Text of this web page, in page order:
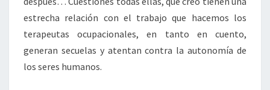
estrecha relación con el trabajo que hacemos los
terapeutas ocupacionales, en tanto en cuento,
generan secuelas y atentan contra la autonomía de
los seres humanos.